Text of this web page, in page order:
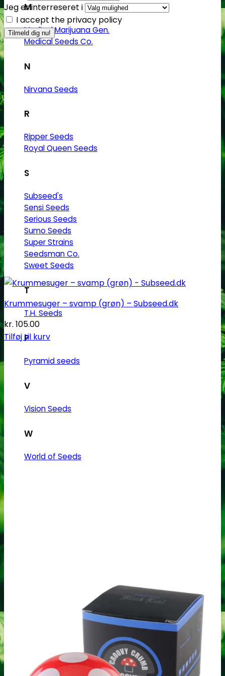
M
Medical Marijuana Gen.
Medical Seeds Co.
N
Nirvana Seeds
R
Ripper Seeds
Royal Queen Seeds
S
Subseed's
Sensi Seeds
Serious Seeds
Sumo Seeds
Super Strains
Seedsman Co.
Sweet Seeds
T
T.H. Seeds
P
Pyramid seeds
V
Vision Seeds
W
World of Seeds
Jeg er interreseret i
I accept the privacy policy
Krummesuger – svamp (grøn) – Subseed.dk
kr. 105.00
Tilføj til kurv